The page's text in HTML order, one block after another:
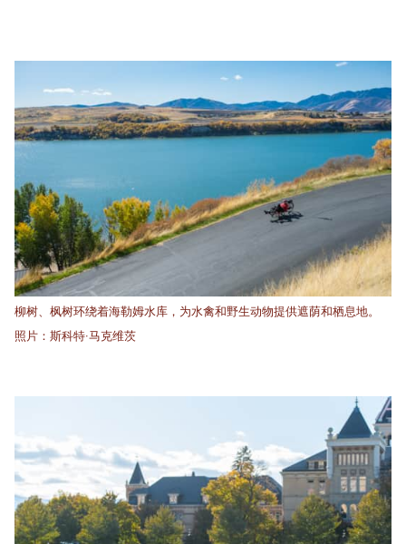
柳树、枫树环绕着海勒姆水库，为水禽和野生动物提供遮荫和栖息地。
照片：斯科特·马克维茨